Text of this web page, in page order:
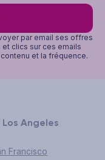
par email ses offres
clics sur ces emails
et la fréquence.
Angeles
Francisco